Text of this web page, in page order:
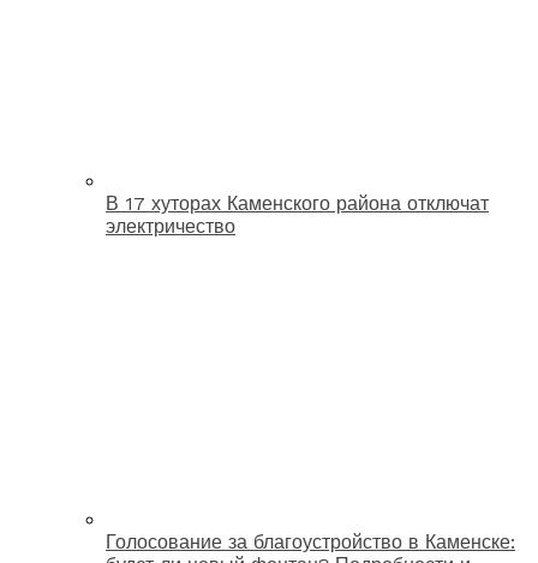
В 17 хуторах Каменского района отключат
электричество
Голосование за благоустройство в Каменске: